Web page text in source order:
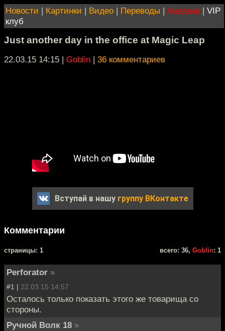
Новости | Картинки | Видео | Переводы | Магазин | VIP
клуб
Just another day in the office at Magic Leap
22.03.15 14:15 | Goblin | 36 комментариев
Вступай в нашу группу ВКонтакте
Комментарии
cтраницы: 1 всего: 36, Goblin: 1
Perforator »
#1 | 22.03.15 14:57
Осталось только показать этого же товарища со
стороны.
Ручной Волк 18 »